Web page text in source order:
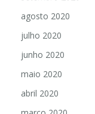
agosto 2020
julho 2020
junho 2020
maio 2020
abril 2020